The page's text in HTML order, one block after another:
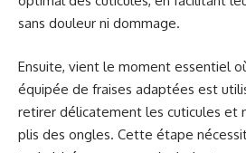
sans douleur ni dommage.
Ensuite, vient le moment essentiel
équipée de fraises adaptées est
retirer délicatement les cuticules et
plis des ongles. Cette étape